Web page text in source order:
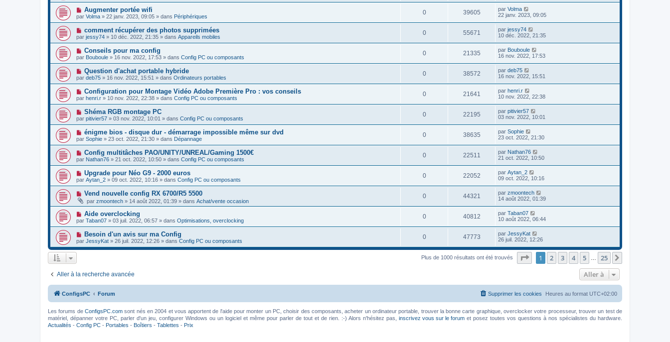
e
a
g
e
u
m
e
s
a
g
e
e
a
u
m
e
s
s
a
g
e
N
o
u
e
a
u
m
e
s
s
a
g
e
Augmenter portée wifi
par Volma » 22 janv. 2023, 09:05 » dans Périphériques
0 39605 par Volma
22 janv. 2023, 09:05
N
o
u
e
a
u
m
e
s
s
a
g
e
comment récupérer des photos supprimées
par jessy74 » 10 déc. 2022, 21:35 » dans Appareils mobiles
0 55671 par jessy74
10 déc. 2022, 21:35
N
o
u
e
a
u
m
e
s
s
a
g
e
Conseils pour ma config
par Bouboule » 16 nov. 2022, 17:53 » dans Config PC ou composants
0 21335 par Bouboule
16 nov. 2022, 17:53
N
o
u
e
a
u
m
e
s
a
g
e
Question d'achat portable hybride
par deb75 » 16 nov. 2022, 15:51 » dans Ordinateurs portables
0 38572 par deb75
16 nov. 2022, 15:51
N
o
u
v
e
a
u
m
e
s
s
a
g
e
Configuration pour Montage Vidéo Adobe Première Pro : vos conseils
par henri.r » 10 nov. 2022, 22:38 » dans Config PC ou composants
0 21641 par henri.r
10 nov. 2022, 22:38
N
o
u
e
a
u
m
e
s
s
a
g
e
Shéma RGB montage PC
par pitivier57 » 03 nov. 2022, 10:01 » dans Config PC ou composants
0 22195 par pitivier57
03 nov. 2022, 10:01
N
o
u
e
a
u
m
e
s
s
g
e
énigme bios - disque dur - démarrage impossible même sur dvd
par Sophie » 23 oct. 2022, 21:30 » dans Dépannage
0 38635 par Sophie
23 oct. 2022, 21:30
N
o
u
v
e
a
u
m
e
s
a
g
e
Config multitâches PAO/UNITY/UNREAL/Gaming 1500€
par Nathan76 » 21 oct. 2022, 10:50 » dans Config PC ou composants
0 22511 par Nathan76
21 oct. 2022, 10:50
N
o
u
v
a
u
m
e
s
s
a
g
e
Upgrade pour Néo G9 - 2000 euros
par Aytan_2 » 09 oct. 2022, 10:16 » dans Config PC ou composants
0 22052 par Aytan_2
09 oct. 2022, 10:16
N
u
e
a
u
m
e
s
s
Vend nouvelle config RX 6700/R5 5500
par zmoontech » 14 août 2022, 01:39 » dans Achat/vente occasion
0 44321 par zmoontech
14 août 2022, 01:39
N
o
u
v
e
a
u
s
a
g
Aide overclocking
par Taban07 » 03 juil. 2022, 06:57 » dans Optimisations, overclocking
0 40812 par Taban07
10 août 2022, 06:44
N
o
u
v
m
s
s
e
Besoin d'un avis sur ma Config
par JessyKat » 26 juil. 2022, 12:26 » dans Config PC ou composants
0 47773 par JessyKat
26 juil. 2022, 12:26
Plus de 1000 résultats ont été trouvés Page sur25
1 2 3 4 5 25
Aller à la recherche avancée Aller à
ConfigsPC Forum Heures au format UTC+02:00
Supprimer les cookies
Les forums de ConfigsPC.comsont nés en 2004 et vous apportent de l'aide pour monter un PC, choisir des composants, acheter un ordinateur portable, trouver la bonne carte graphique, overclocker votre processeur, trouver un test de
matériel, dépanner votre PC, parler d'un jeu, configurer Windows ou un logiciel et même pour parler de tout et de rien. :-) Alors n'hésitez pas, inscrivez vous sur le forum et posez toutes vos questions à nos spécialistes du hardware.
Actualités - Config PC - Portables - Boîtiers - Tablettes - Prix